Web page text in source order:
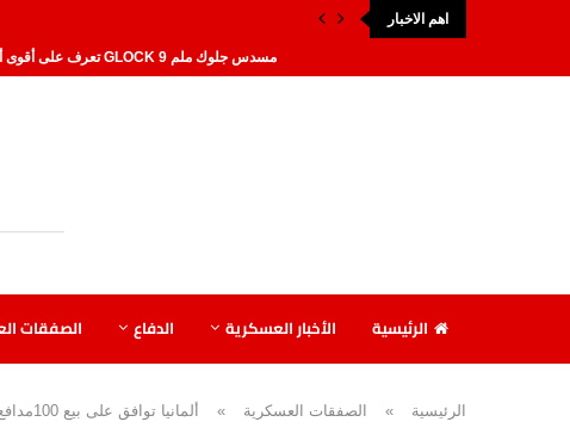
اهم الاخبار
مسدس جلوك ملم 9 GLOCK تعرف على أقوى أنواع...
تعرف على مواصفات مسدس بيريتا 92FS الإيطالي
DRAGONFIRE سلاح ليزر جديد بتكلفة أقل من 10...
تعرف على مسدس بيريتا الإيطالي أحد أقوى
الرئيسية الأخبار العسكرية الدفاع الصفقات
الرئيسية » الصفقات العسكرية » ألمانيا توافق على بيع 100مدافع هاوتزر PzH 2000 إلى أوكرانيا